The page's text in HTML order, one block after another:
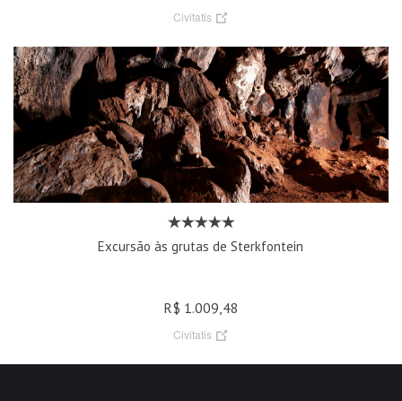
Civitatis
Excursão às grutas de Sterkfontein
R$ 1.009,48
Civitatis